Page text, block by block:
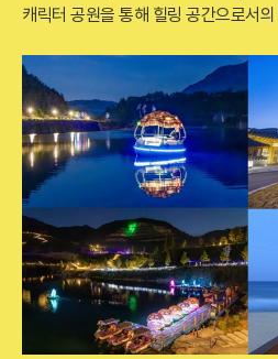
캐릭터 공원을 통해 힐링 공간으로서